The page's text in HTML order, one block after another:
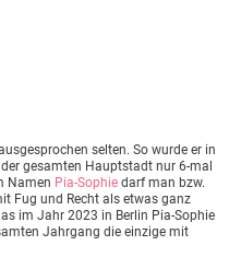
selten. So wurde er in
gesamten Hauptstadt nur 6-mal
Namen Pia-Sophie darf man bzw.
Fug und Recht als etwas ganz
im Jahr 2023 in Berlin Pia-Sophie
Jahrgang die einzige mit